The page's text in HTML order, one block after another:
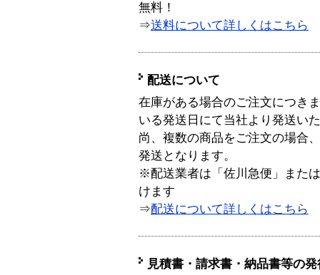
無料！
⇒送料について詳しくはこちら
配送について
在庫がある場合のご注文につき
いる発送日にて当社より発送い
尚、複数の商品をご注文の場合
発送となります。
※配送業者は「佐川急便」また
けます
⇒配送について詳しくはこちら
見積書・請求書・納品書等の